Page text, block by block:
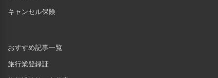
キャンセル保険
おすすめ記事一覧
旅行業登録証